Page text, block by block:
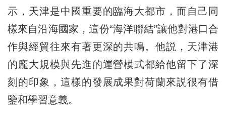
示，天津是中國重要的臨海大都市，而自己同
樣來自沿海國家，這份“海洋聯結”讓他對港口合
作與經貿往來有著更深的共鳴。他説，天津港
的龐大規模與先進的運營模式都給他留下了深
刻的印象，這樣的發展成果對荷蘭來説很有借
鑒和學習意義。